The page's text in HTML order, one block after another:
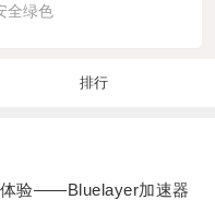
全绿色
排行
验——Bluelayer加速器